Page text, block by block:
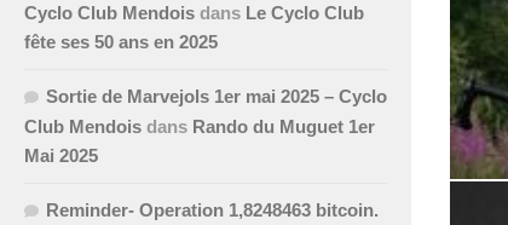
Cyclo Club Mendois dans Le Cyclo Club
fête ses 50 ans en 2025
Sortie de Marvejols 1er mai 2025 – Cyclo
Club Mendois dans Rando du Muguet 1er
Mai 2025
Reminder- Operation 1,8248463 bitcoin.